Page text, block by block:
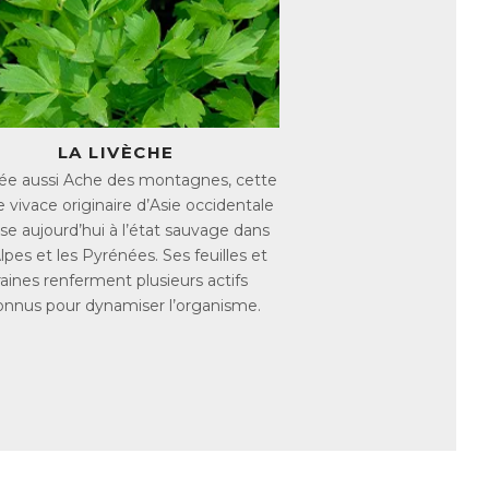
Ses propriétés adaptogènes aident
baisse de libido et du tonus sexuel.
tonus sexuel
en extraits végétaux, en
la vitalité sexuelle :
sang
à l’action antioxydante
défense
LA LIVÈCHE
aussi Ache des montagnes, cette
vivace originaire d’Asie occidentale
aujourd’hui à l’état sauvage dans
et les Pyrénées. Ses feuilles et
renferment plusieurs actifs
pour dynamiser l’organisme.